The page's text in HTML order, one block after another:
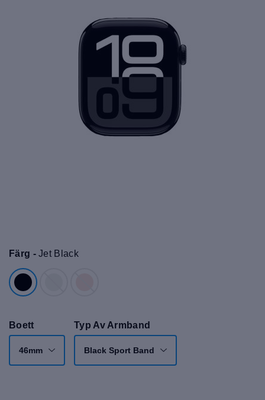
Färg -Jet Black
Boett
46mm
Typ Av Armband
Black Sport Band